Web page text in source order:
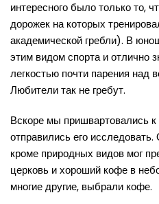
интересного было только то,
дорожек на которых
академической гребли). В
этим видом спорта и отлично
легкостью почти парения над
Любители так не гребут.
Вскоре мы пришвартовались к
отправились его
кроме природных видов мог
церковь и хороший кофе в
многие другие, выбрали кофе.